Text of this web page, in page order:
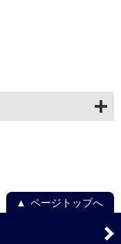
ページトップへ